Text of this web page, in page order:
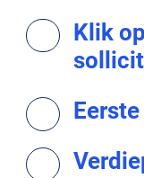
Klik